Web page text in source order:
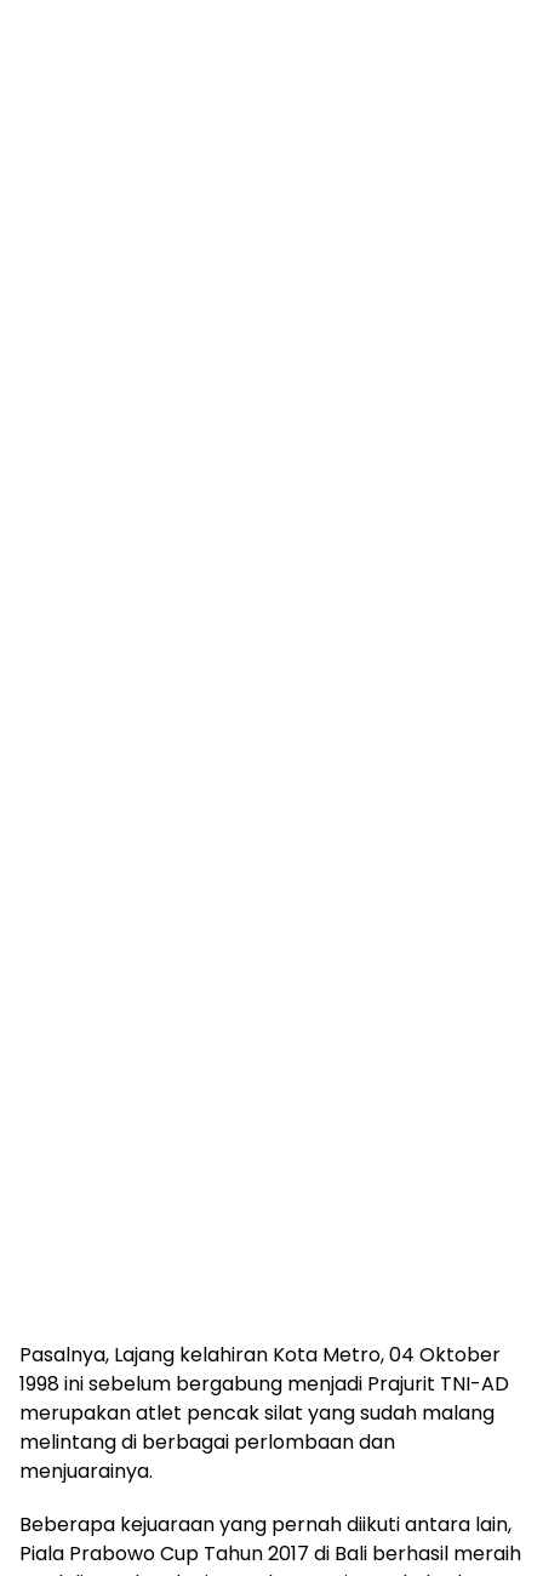
Pasalnya, Lajang kelahiran Kota Metro, 04 Oktober
1998 ini sebelum bergabung menjadi Prajurit TNI-AD
merupakan atlet pencak silat yang sudah malang
melintang di berbagai perlombaan dan
menjuarainya.
Beberapa kejuaraan yang pernah diikuti antara lain,
Piala Prabowo Cup Tahun 2017 di Bali berhasil meraih